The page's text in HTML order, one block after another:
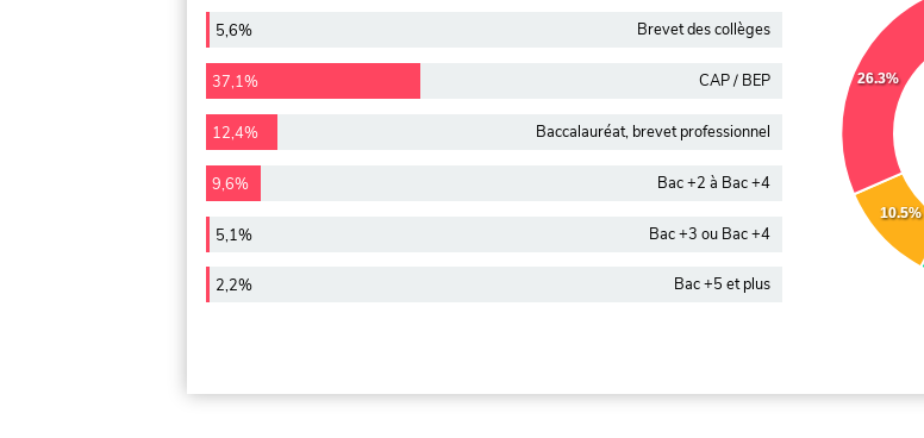
5,6% Brevet des collèges
37,1% CAP / BEP
12,4% Baccalauréat, brevet professionnel
9,6% Bac +2 à Bac +4
5,1% Bac +3 ou Bac +4
2,2% Bac +5 et plus
10.5%
26.3%